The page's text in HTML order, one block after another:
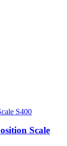
Scale